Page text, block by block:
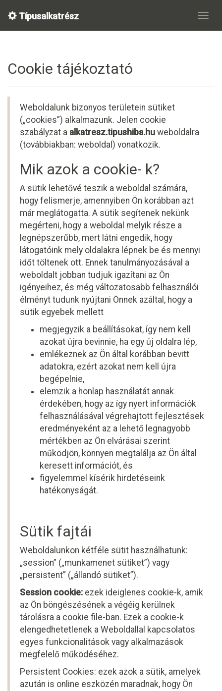
Típusalkatrész
Cookie tájékoztató
Weboldalunk bizonyos területein sütiket
(„cookies”) alkalmazunk. Jelen cookie
szabályzat a alkatresz.tipushiba.hu weboldalra
(továbbiakban: weboldal) vonatkozik.
Mik azok a cookie- k?
A sütik lehetővé teszik a weboldal számára,
hogy felismerje, amennyiben Ön korábban azt
már meglátogatta. A sütik segítenek nekünk
megérteni, hogy a weboldal melyik része a
legnépszerűbb, mert látni engedik, hogy
látogatóink mely oldalakra lépnek be és mennyi
időt töltenek ott. Ennek tanulmányozásával a
weboldalt jobban tudjuk igazítani az Ön
igényeihez, és még változatosabb felhasználói
élményt tudunk nyújtani Önnek azáltal, hogy a
sütik egyebek mellett
megjegyzik a beállításokat, így nem kell
azokat újra bevinnie, ha egy új oldalra lép,
emlékeznek az Ön által korábban bevitt
adatokra, ezért azokat nem kell újra
begépelnie,
elemzik a honlap használatát annak
érdekében, hogy az így nyert információk
felhasználásával végrehajtott fejlesztések
eredményeként az a lehető legnagyobb
mértékben az Ön elvárásai szerint
működjön, könnyen megtalálja az Ön által
keresett információt, és
figyelemmel kísérik hirdetéseink
hatékonyságát.
Sütik fajtái
Weboldalunkon kétféle sütit használhatunk:
„session” („munkamenet sütiket”) vagy
„persistent” („állandó sütiket”).
Session cookie: ezek ideiglenes cookie-k, amik
az Ön böngészésének a végéig kerülnek
tárolásra a cookie file-ban. Ezek a cookie-k
elengedhetetlenek a Weboldallal kapcsolatos
egyes funkcionalitások vagy alkalmazások
megfelelő működéséhez.
Persistent Cookies: ezek azok a sütik, amelyek
azután is online eszközén maradnak, hogy Ön